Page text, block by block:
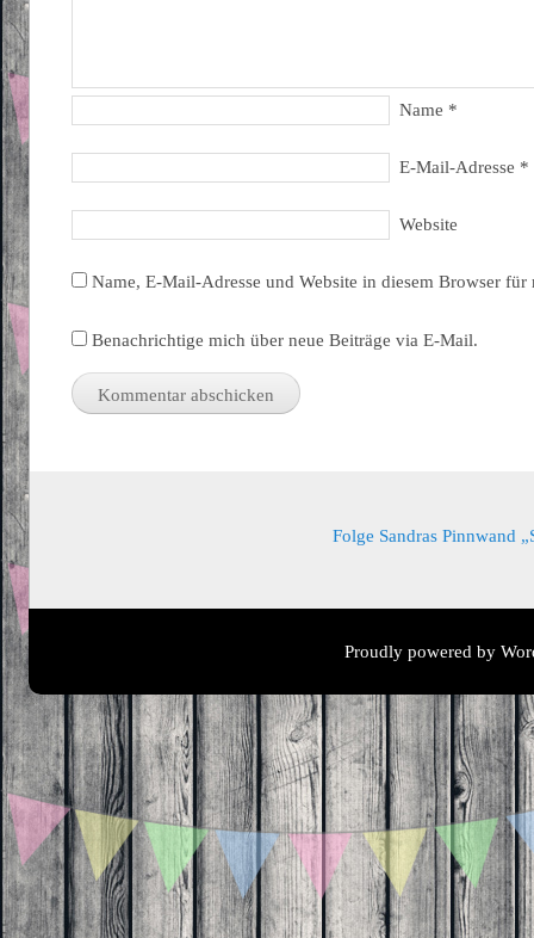
Name *
E-Mail-Adresse *
Website
Name, E-Mail-Adresse und Website in diesem Browser
Benachrichtige mich über neue Beiträge via E-Mail.
Folge Sandras Pinnwand
Proudly powered by